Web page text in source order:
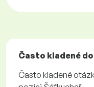
Často kladené
Často kladené